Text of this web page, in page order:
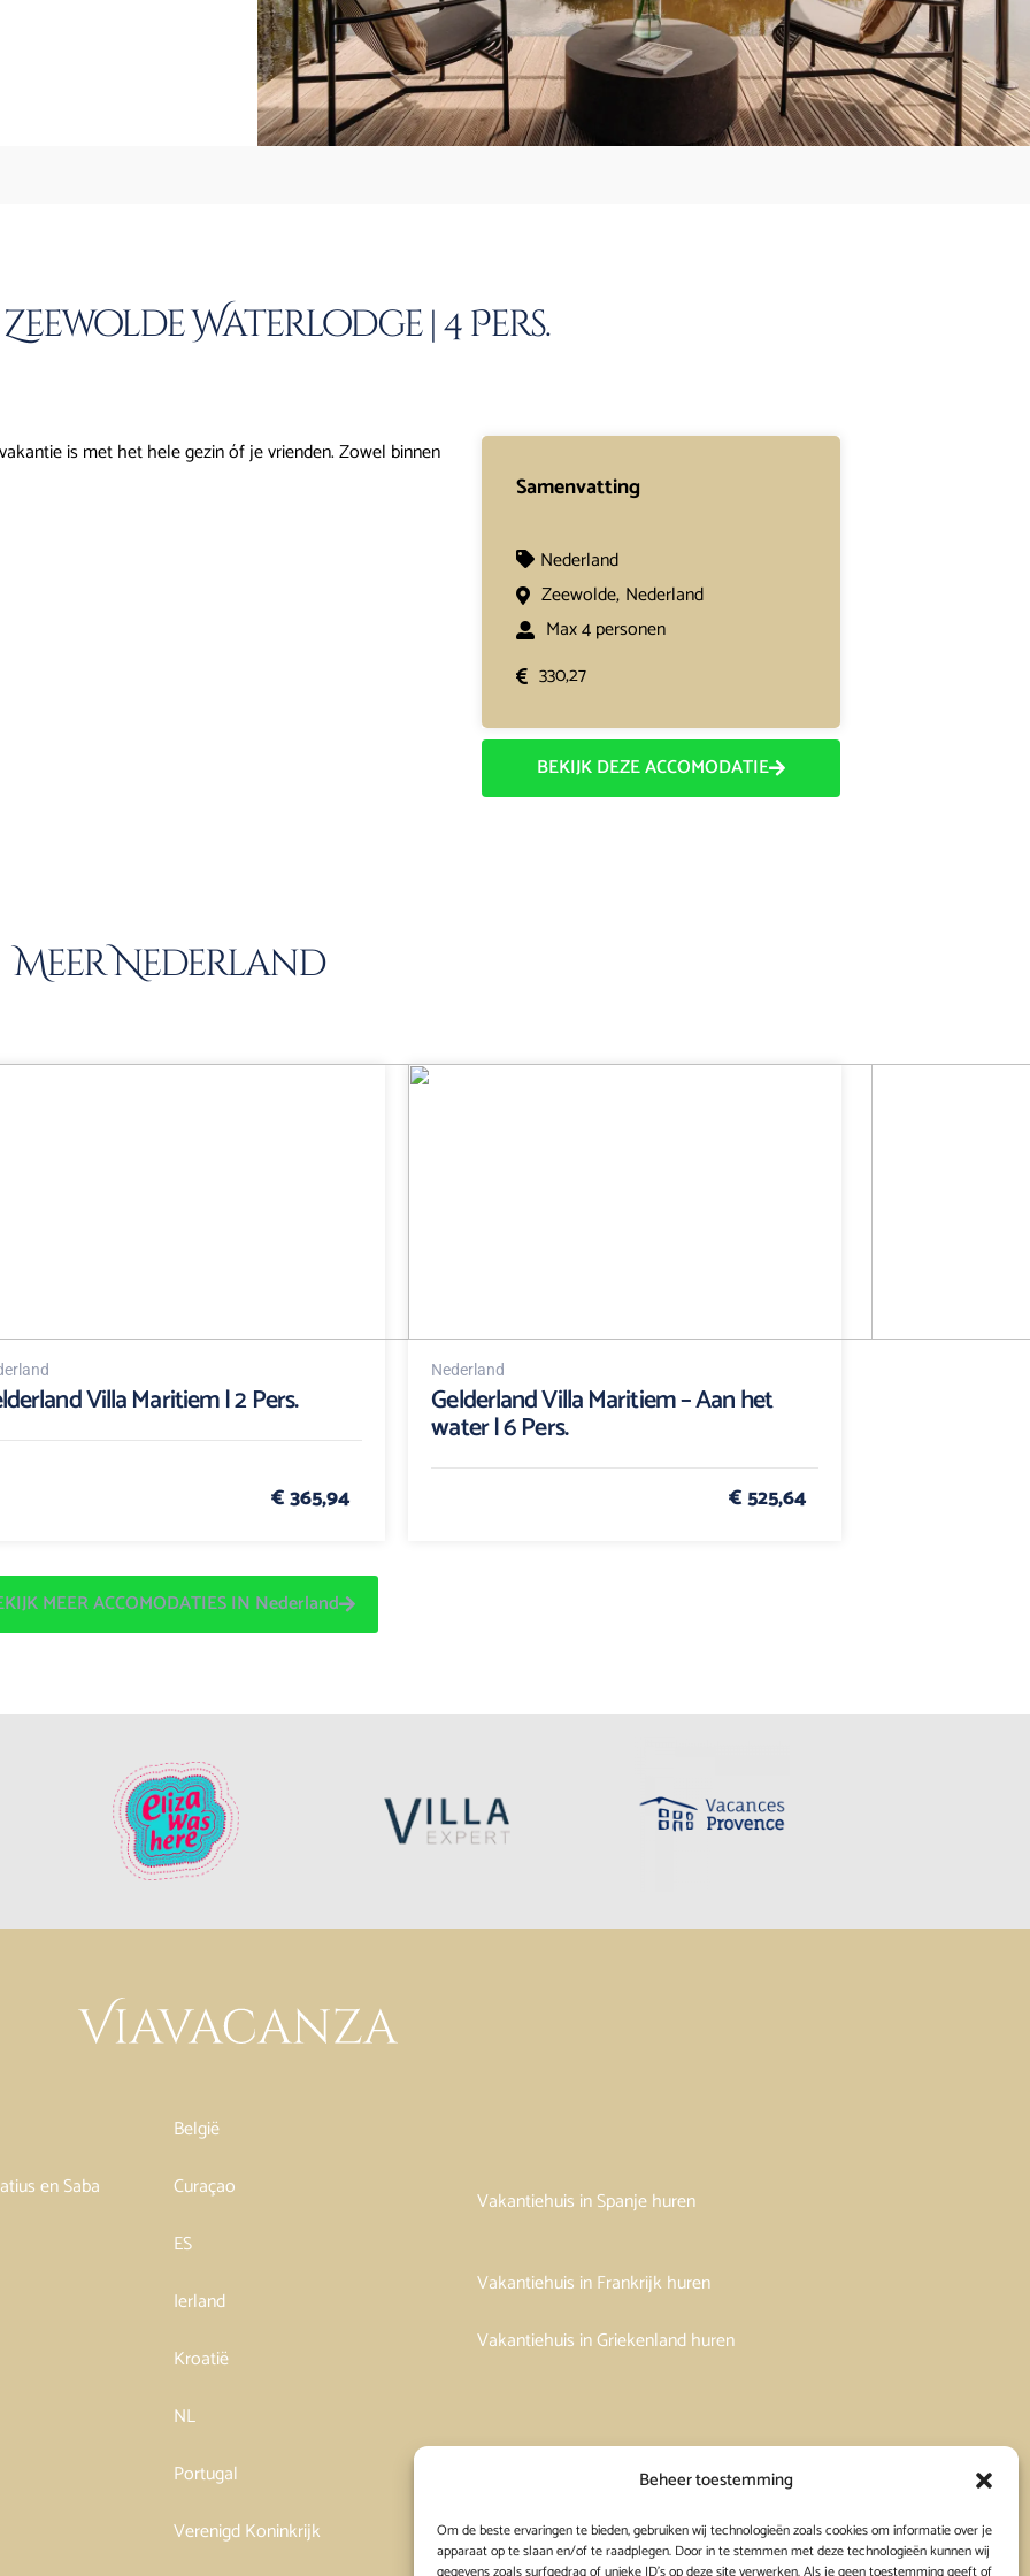
Beheer toestemming
Om de beste ervaringen te bieden, gebruiken wij technologieën zoals cookies om informatie over je
apparaat op te slaan en/of te raadplegen. Door in te stemmen met deze technologieën kunnen wij
Waterlodge | 4 Pers.
is met het hele gezin óf je vrienden. Zowel binnen
Samenvatting
Nederland
Zeewolde, Nederland
Max 4 personen
330,27
BEKIJK DEZE ACCOMODATIE
Meer Nederland
Villa Maritiem | 2 Pers.
€ 365,94
Nederland
Gelderland Villa Maritiem – Aan het
water | 6 Pers.
€ 525,64
MEER ACCOMODATIES IN Nederland
België
en Saba
Curaçao
ES
Ierland
Kroatië
NL
Portugal
Verenigd Koninkrijk
Vakantiehuis in Spanje huren
Vakantiehuis in Frankrijk huren
Vakantiehuis in Griekenland huren